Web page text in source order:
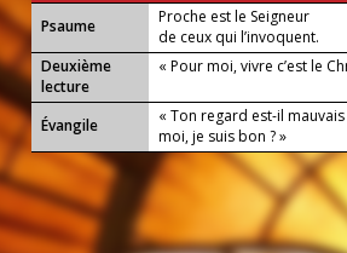
Psaume
Proche est le Seigneur
de ceux qui l’invoquent.
Deuxième
lecture
« Pour moi, vivre c’est le
Évangile
« Ton regard est-il
moi, je suis bon ? »